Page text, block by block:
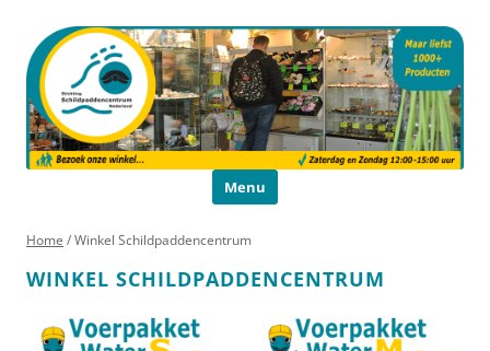
Menu
Home / Winkel Schildpaddencentrum
WINKEL SCHILDPADDENCENTRUM